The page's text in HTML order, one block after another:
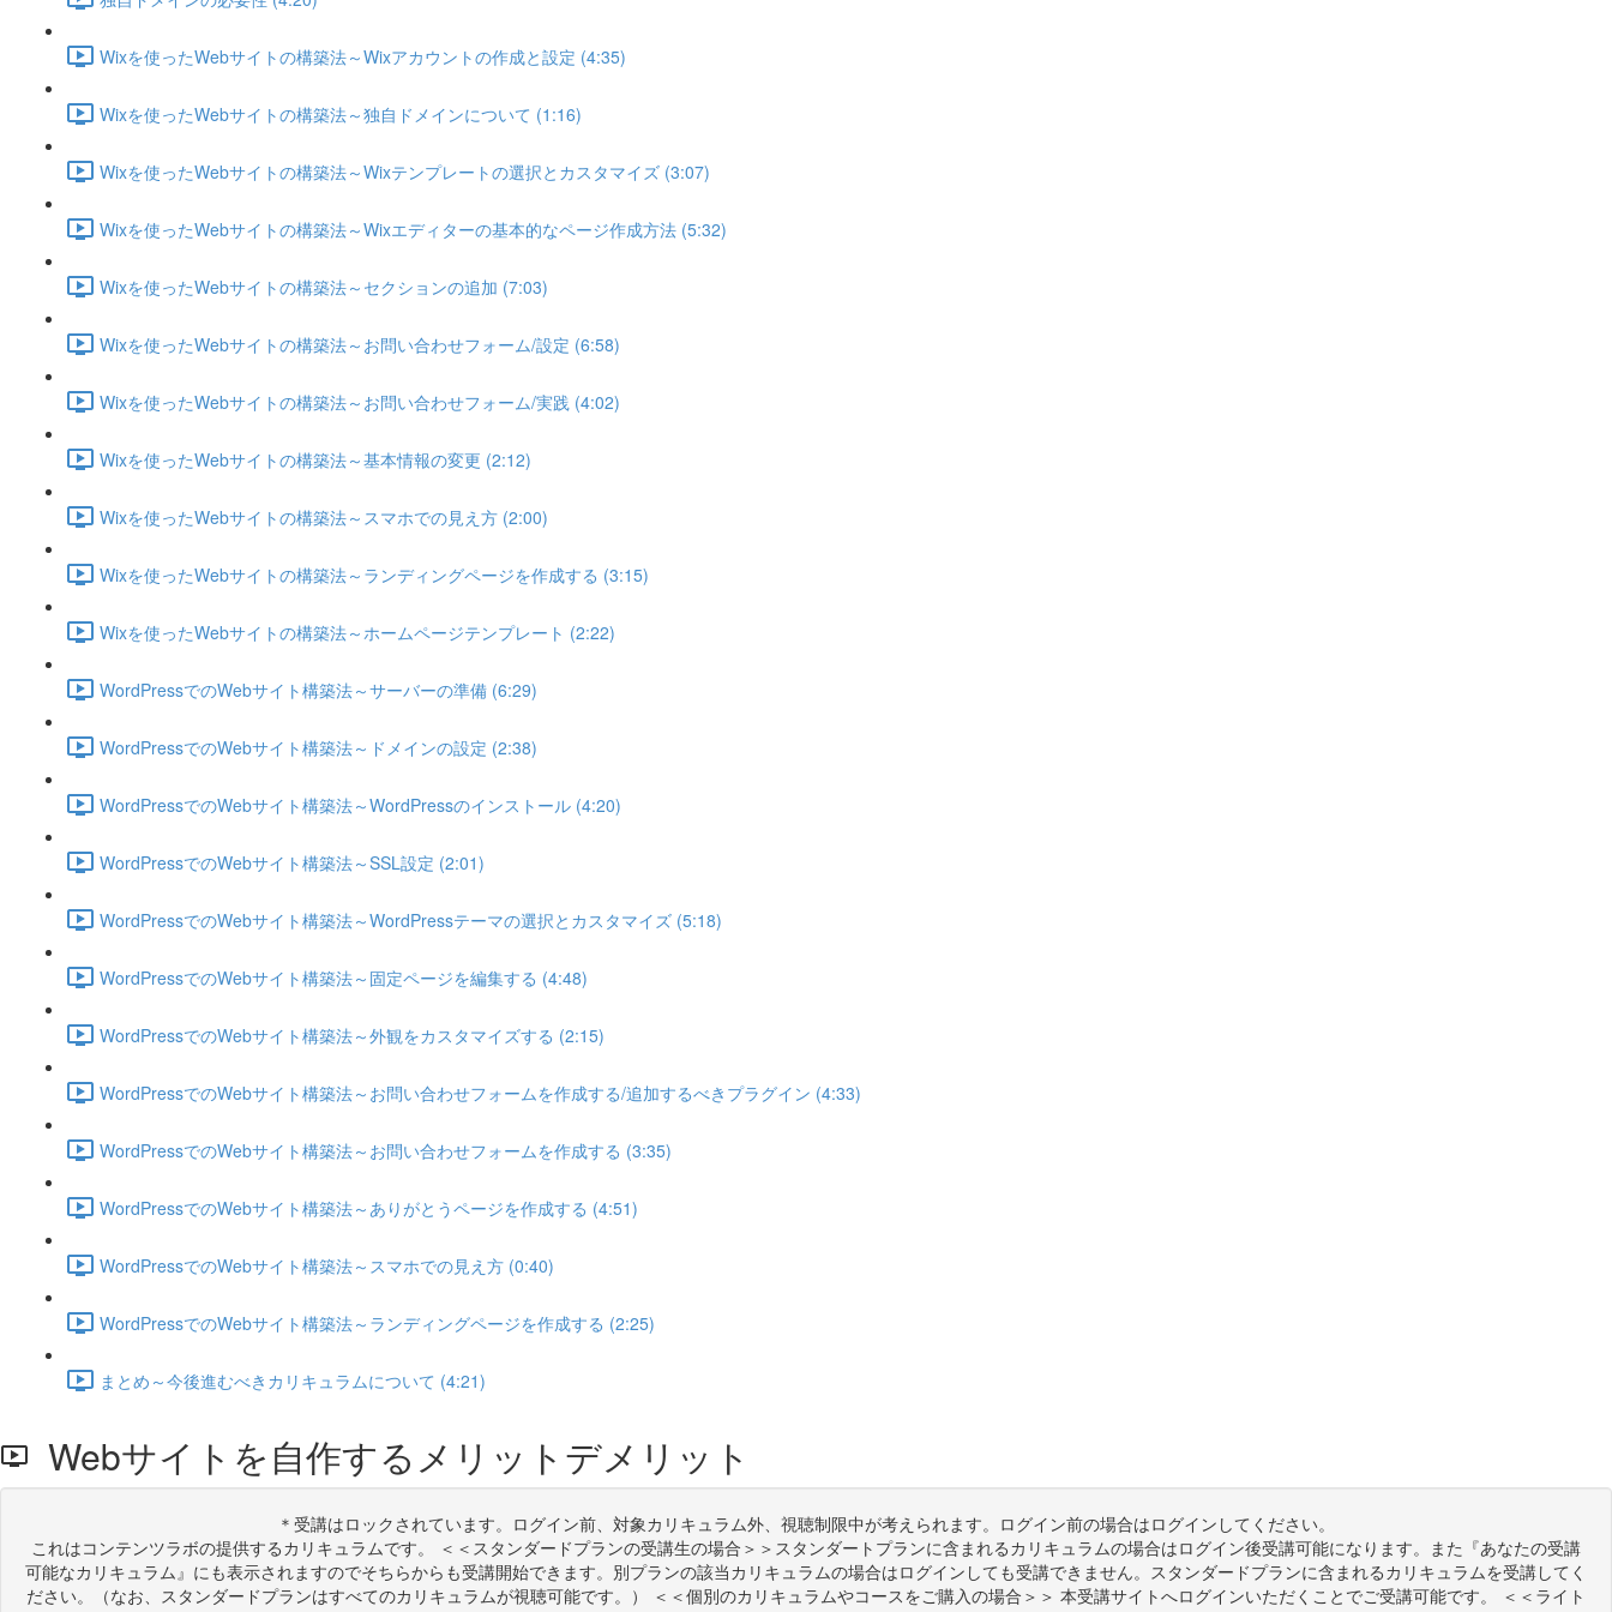
Wixを使ったWebサイトの構築法～Wixアカウントの作成と設定 (4:35)
Wixを使ったWebサイトの構築法～独自ドメインについて (1:16)
Wixを使ったWebサイトの構築法～Wixテンプレートの選択とカスタマイズ (3:07)
Wixを使ったWebサイトの構築法～Wixエディターの基本的なページ作成方法 (5:32)
Wixを使ったWebサイトの構築法～セクションの追加 (7:03)
Wixを使ったWebサイトの構築法～お問い合わせフォーム/設定 (6:58)
Wixを使ったWebサイトの構築法～お問い合わせフォーム/実践 (4:02)
Wixを使ったWebサイトの構築法～基本情報の変更 (2:12)
Wixを使ったWebサイトの構築法～スマホでの見え方 (2:00)
Wixを使ったWebサイトの構築法～ランディングページを作成する (3:15)
Wixを使ったWebサイトの構築法～ホームページテンプレート (2:22)
WordPressでのWebサイト構築法～サーバーの準備 (6:29)
WordPressでのWebサイト構築法～ドメインの設定 (2:38)
WordPressでのWebサイト構築法～WordPressのインストール (4:20)
WordPressでのWebサイト構築法～SSL設定 (2:01)
WordPressでのWebサイト構築法～WordPressテーマの選択とカスタマイズ (5:18)
WordPressでのWebサイト構築法～固定ページを編集する (4:48)
WordPressでのWebサイト構築法～外観をカスタマイズする (2:15)
WordPressでのWebサイト構築法～お問い合わせフォームを作成する/追加するべきプラグイン (4:33)
WordPressでのWebサイト構築法～お問い合わせフォームを作成する (3:35)
WordPressでのWebサイト構築法～ありがとうページを作成する (4:51)
WordPressでのWebサイト構築法～スマホでの見え方 (0:40)
WordPressでのWebサイト構築法～ランディングページを作成する (2:25)
まとめ～今後進むべきカリキュラムについて (4:21)
Webサイトを自作するメリットデメリット
＊受講はロックされています。ログイン前、対象カリキュラム外、視聴制限中が考えられます。ログイン前の場合はログインしてください。
これはコンテンツラボの提供するカリキュラムです。 ＜＜スタンダードプランの受講生の場合＞＞スタンダートプランに含まれるカリキュラムの場合はログイン後受講可能になります。また『あなたの受講
可能なカリキュラム』にも表示されますのでそちらからも受講開始できます。別プランの該当カリキュラムの場合はログインしても受講できません。スタンダードプランに含まれるカリキュラムを受講してく
ださい。（なお、スタンダードプランはすべてのカリキュラムが視聴可能です。） ＜＜個別のカリキュラムやコースをご購入の場合＞＞ 本受講サイトへログインいただくことでご受講可能です。 ＜＜ライト